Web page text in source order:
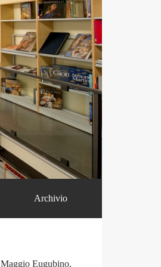
Archivio
Eugubino,